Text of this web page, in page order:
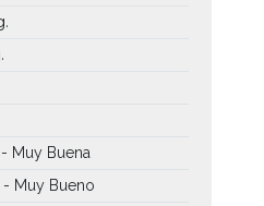
Muy Buena
- Muy Bueno